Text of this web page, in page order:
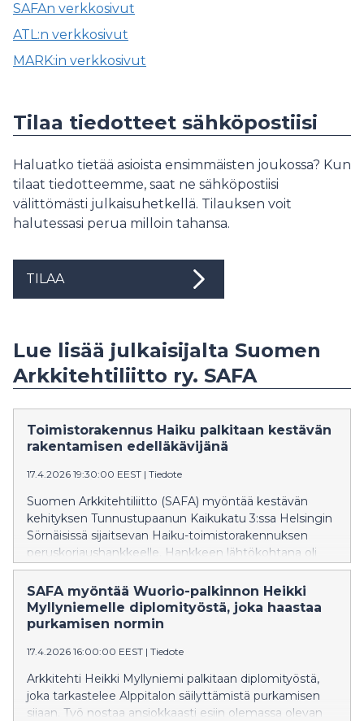
SAFAn verkkosivut
ATL:n verkkosivut
MARK:in verkkosivut
Tilaa tiedotteet sähköpostiisi
Haluatko tietää asioista ensimmäisten joukossa? Kun
tilaat tiedotteemme, saat ne sähköpostiisi
välittömästi julkaisuhetkellä. Tilauksen voit
halutessasi perua milloin tahansa.
TILAA
Lue lisää julkaisijalta Suomen
Arkkitehtiliitto ry. SAFA
Toimistorakennus Haiku palkitaan kestävän
rakentamisen edelläkävijänä
17.4.2026 19:30:00 EEST | Tiedote
Suomen Arkkitehtiliitto (SAFA) myöntää kestävän
kehityksen Tunnustupaanun Kaikukatu 3:ssa Helsingin
Sörnäisissä sijaitsevan Haiku-toimistorakennuksen
peruskorjaushankkeelle. Hankkeen lähtökohtana oli
purkamisen minimointi ja olemassa olevien
rakenteiden hyödyntäminen.
SAFA myöntää Wuorio-palkinnon Heikki
Myllyniemelle diplomityöstä, joka haastaa
purkamisen normin
17.4.2026 16:00:00 EEST | Tiedote
Arkkitehti Heikki Myllyniemi palkitaan diplomityöstä,
joka tarkastelee Alppitalon säilyttämistä purkamisen
sijaan. Työ nostaa ansiokkaasti esiin olemassa olevan